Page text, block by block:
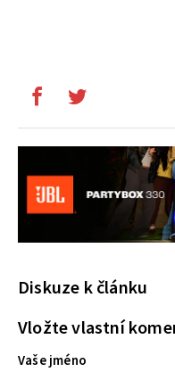
Diskuze k článku
Vložte vlastní
Vaše jméno